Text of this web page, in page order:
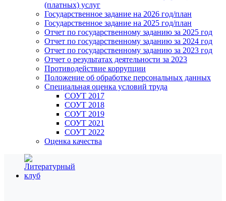
(платных) услуг
Государственное задание на 2026 год/план
Государственное задание на 2025 год/план
Отчет по государственному заданию за 2025 год
Отчет по государственному заданию за 2024 год
Отчет по государственному заданию за 2023 год
Отчет о результатах деятельности за 2023
Противодействие коррупции
Положение об обработке персональных данных
Специальная оценка условий труда
СОУТ 2017
СОУТ 2018
СОУТ 2019
СОУТ 2021
СОУТ 2022
Оценка качества